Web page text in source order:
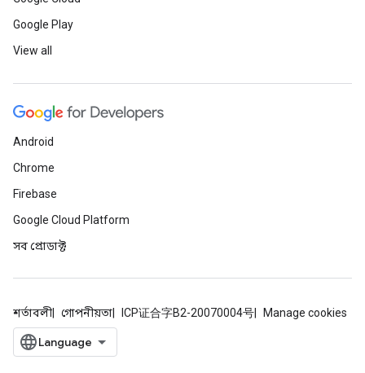
Google Play
View all
Android
Chrome
Firebase
Google Cloud Platform
সব প্রোডাক্ট
শর্তাবলী গোপনীয়তা ICP证合字B2-20070004号 Manage cookies